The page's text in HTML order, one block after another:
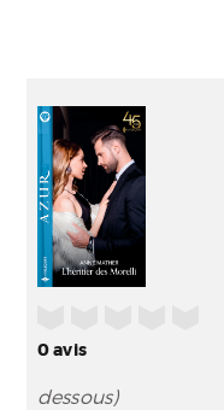
0avis
dessous)